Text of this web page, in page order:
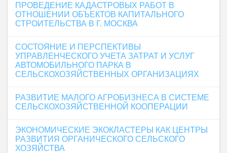
ПРОВЕДЕНИЕ КАДАСТРОВЫХ РАБОТ В
ОТНОШЕНИИ ОБЪЕКТОВ КАПИТАЛЬНОГО
СТРОИТЕЛЬСТВА В Г. МОСКВА
СОСТОЯНИЕ И ПЕРСПЕКТИВЫ
УПРАВЛЕНЧЕСКОГО УЧЕТА ЗАТРАТ И УСЛУГ
АВТОМОБИЛЬНОГО ПАРКА В
СЕЛЬСКОХОЗЯЙСТВЕННЫХ ОРГАНИЗАЦИЯХ
РАЗВИТИЕ МАЛОГО АГРОБИЗНЕСА В СИСТЕМЕ
СЕЛЬСКОХОЗЯЙСТВЕННОЙ КООПЕРАЦИИ
ЭКОНОМИЧЕСКИЕ ЭКОКЛАСТЕРЫ КАК ЦЕНТРЫ
РАЗВИТИЯ ОРГАНИЧЕСКОГО СЕЛЬСКОГО
ХОЗЯЙСТВА